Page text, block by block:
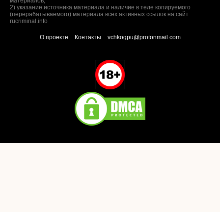
2) указание источника материала и наличие в теле копируемого
(перерабатываемого) материала всех активных ссылок на сайт
rucriminal.info
О проекте Контакты vchkogpu@protonmail.com